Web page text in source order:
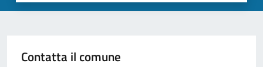
Contatta il comune